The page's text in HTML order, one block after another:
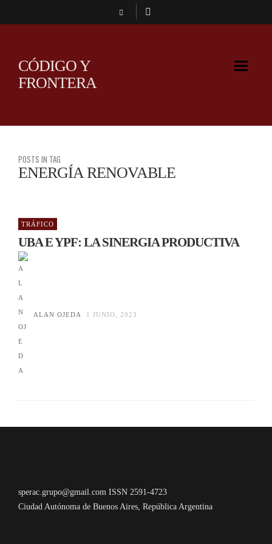
CÓDIGO Y
FRONTERA
POSTS IN TAG
ENERGÍA RENOVABLE
TRÁFICO
UBA E YPF: LA SINERGIA PRODUCTIVA
ALAN OJEDA 1 JUNIO, 2023
sperac.grupo@gmail.com ISSN 2591-4723
Ciudad Autónoma de Buenos Aires, República Argentina